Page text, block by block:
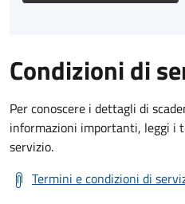
Condizioni di
Per conoscere i dettagli di
informazioni importanti, leggi i
servizio.
Termini e condizioni di